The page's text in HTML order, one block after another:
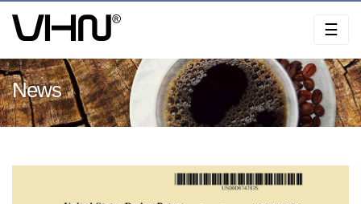
☰
News